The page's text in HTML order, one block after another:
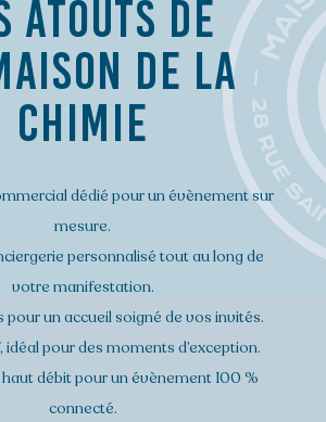
ATOUTS DE
DE LA
CHIMIE
dédié pour un évènement sur
mesure.
personnalisé tout au long de
votre manifestation.
pour un accueil soigné de vos invités.
pour des moments d’exception.
débit pour un évènement 100 %
connecté.